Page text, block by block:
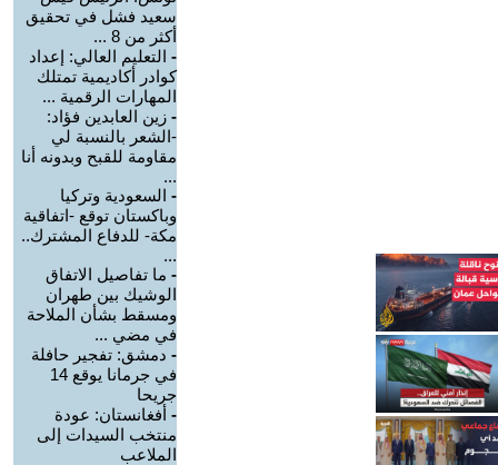
سعيد فشل في تحقيق
أكثر من 8 ...
- التعليم العالي: إعداد
كوادر أكاديمية تمتلك
المهارات الرقمية ...
- زين العابدين فؤاد:
-الشعر بالنسبة لي
مقاومة للقبح وبدونه أنا
...
- السعودية وتركيا
وباكستان توقع -اتفاقية
مكة- للدفاع المشترك..
...
- ما تفاصيل الاتفاق
الوشيك بين طهران
ومسقط بشأن الملاحة
في مضي ...
- دمشق: تفجير حافلة
في جرمانا يوقع 14
جريحا
- أفغانستان: عودة
منتخب السيدات إلى
الملاعب